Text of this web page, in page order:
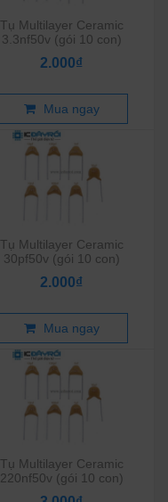
Tụ Multilayer Ceramic
3.3nf50v (gói 10 con)
2.000₫
Mua ngay
Tụ Multilayer Ceramic
30pf50v (gói 10 con)
2.000₫
Mua ngay
Tụ Multilayer Ceramic
220nf50v (gói 10 con)